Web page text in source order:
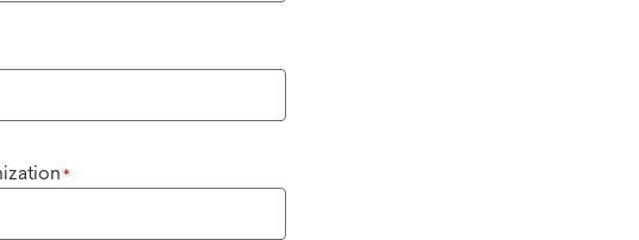
*